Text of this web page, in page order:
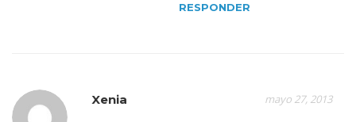
RESPONDER
Xenia mayo 27, 2013